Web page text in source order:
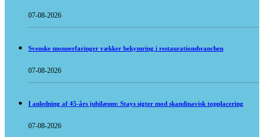
07-08-2026
Svenske momserfaringer vækker bekymring i restaurationsbranchen
07-08-2026
I anledning af 45-års jubilæum: Stays sigter mod skandinavisk topplacering
07-08-2026